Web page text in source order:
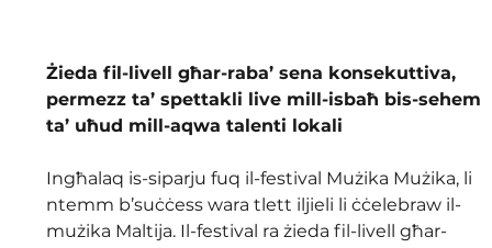
Żieda fil-livell għar-raba’ sena konsekuttiva,
permezz ta’ spettakli live mill-isbaħ bis-sehem
ta’ uħud mill-aqwa talenti lokali
Ingħalaq is-siparju fuq il-festival Mużika Mużika, li
ntemm b’suċċess wara tlett iljieli li ċċelebraw il-
mużika Maltija. Il-festival ra żieda fil-livell għar-